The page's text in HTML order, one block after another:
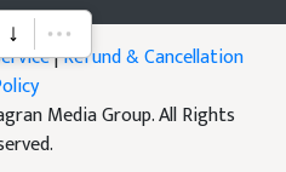
|Refund & Cancellation
Media Group. All Rights